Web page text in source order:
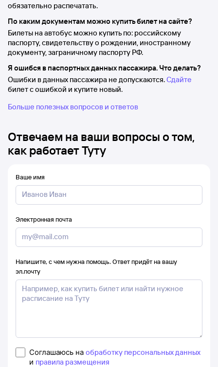
обязательно распечатать.
По каким документам можно купить билет на сайте?
Билеты на автобус можно купить по: российскому
паспорту, свидетельству о рождении, иностранному
документу, заграничному паспорту РФ.
Я ошибся в паспортных данных пассажира. Что делать?
Ошибки в данных пассажира не допускаются.Сдайте
билет с ошибкой и купите новый.
Больше полезных вопросов и ответов
Отвечаем на ваши вопросы о том,
как работает Туту
Ваше имя
Электронная почта
Напишите, с чем нужна помощь. Ответ придёт на вашу
эл.почту
Соглашаюсь на обработку персональных данных
и правила размещения